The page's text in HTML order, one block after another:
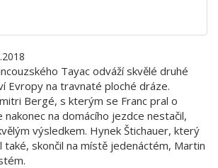
Tayac odváží skvělé druhé
Evropy na travnaté ploché dráze.
Bergé, s kterým se Franc pral o
na domácího jezdce nestačil,
výsledkem. Hynek Štichauer, který
skončil na místě jedenáctém, Martin